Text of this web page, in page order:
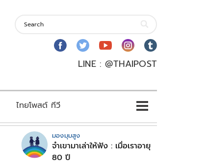
LINE : @THAIPOST
ไทยโพสต์ ทีวี
มองมุมสูง
จำเขามาเล่าให้ฟัง : เมื่อเราอายุ
80 ปี